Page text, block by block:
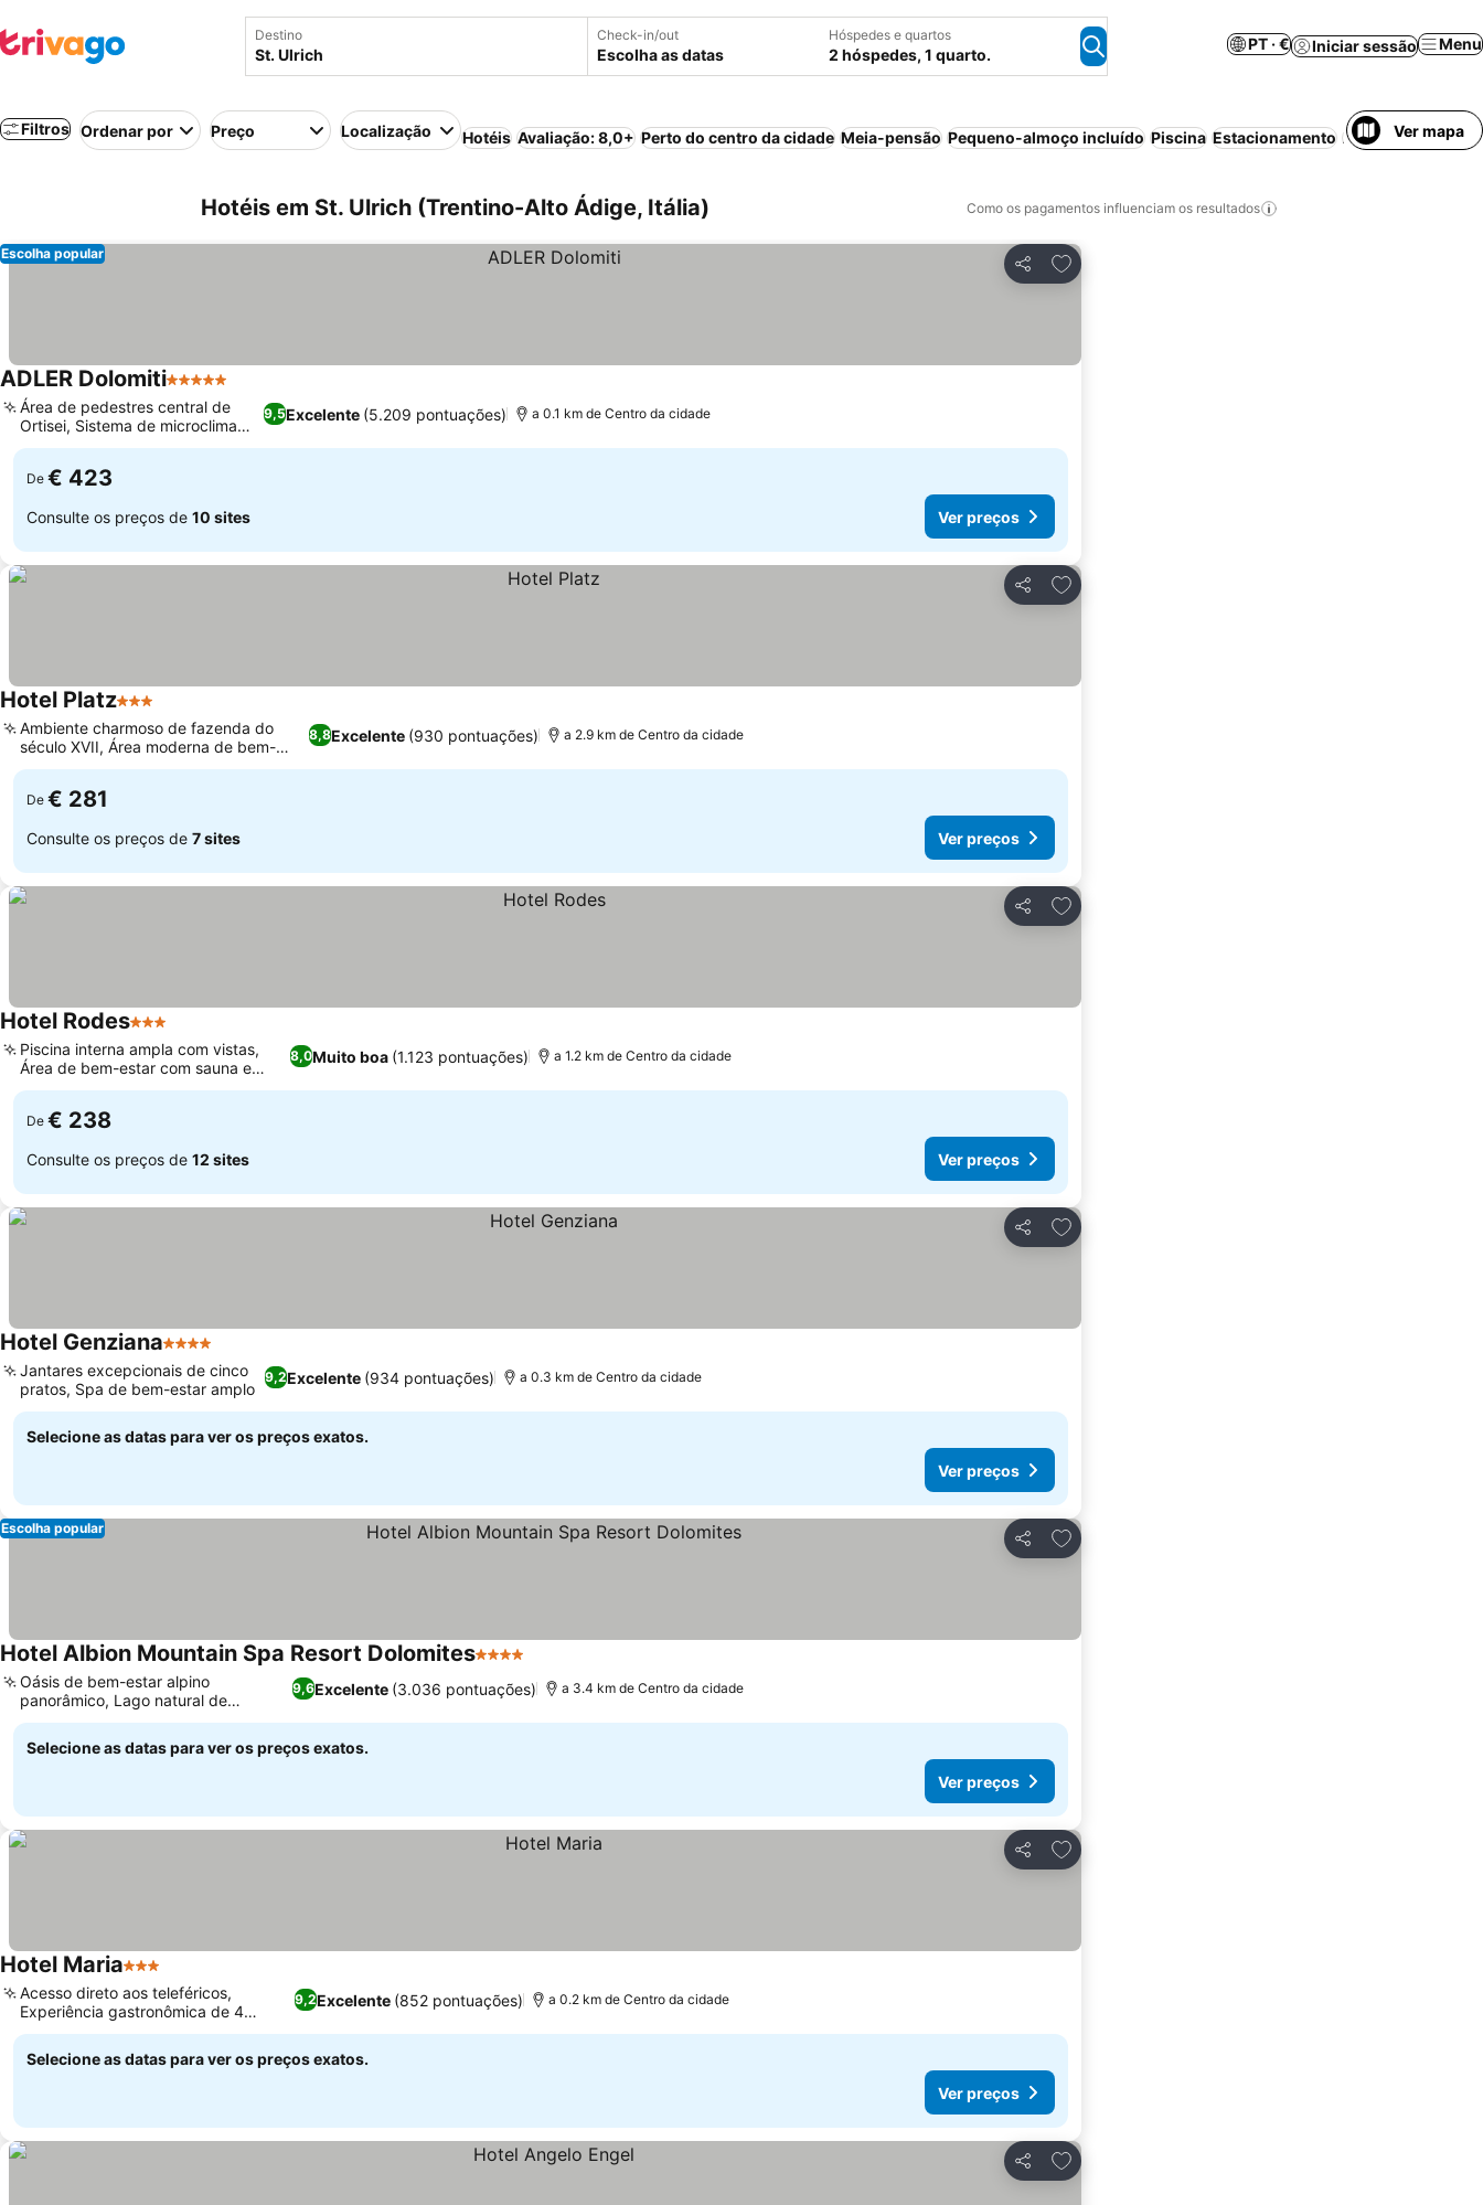
Destino Check-in/out
Escolha as datas
Hóspedes e quartos
2 hóspedes, 1 quarto.
PT · € Iniciar sessão Menu
Filtros Ordenar por Preço Localização Hotéis Avaliação: 8,0+ Perto do centro da cidade Meia-pensão Pequeno-almoço incluído Piscina Estacionamento AnimaisVer mapa
Hotéis em St. Ulrich (Trentino-Alto Ádige, Itália) Como os pagamentos influenciam os resultados
Partilhar
Adicionar aos favoritos
Escolha popular
ADLER Dolomiti5 Estrelas
9,5Excelente (5.209 pontuações)
Área de pedestres central de
Ortisei, Sistema de microclima
único
a 0.1 km de Centro da cidade
De € 423
Consulte os preços de 10 sites Ver preços
Partilhar
Adicionar aos favoritos
Hotel Platz3 Estrelas
8,8Excelente (930 pontuações)
Ambiente charmoso de fazenda do
século XVII, Área moderna de bem-
estar e spa
a 2.9 km de Centro da cidade
De € 281
Consulte os preços de 7 sites Ver preços
Partilhar
Adicionar aos favoritos
Hotel Rodes3 Estrelas
8,0Muito boa (1.123 pontuações)
Piscina interna ampla com vistas,
Área de bem-estar com sauna e
hammam
a 1.2 km de Centro da cidade
De € 238
Consulte os preços de 12 sites Ver preços
Partilhar
Adicionar aos favoritos
Hotel Genziana4 Estrelas
9,2Excelente (934 pontuações)
Jantares excepcionais de cinco
pratos, Spa de bem-estar amplo
a 0.3 km de Centro da cidade
Selecione as datas para ver os preços exatos.
Ver preços
Partilhar
Adicionar aos favoritos
Escolha popular
Hotel Albion Mountain Spa Resort Dolomites4 Estrelas
9,6Excelente (3.036 pontuações)
Oásis de bem-estar alpino
panorâmico, Lago natural de
montanha para nadar
a 3.4 km de Centro da cidade
Selecione as datas para ver os preços exatos.
Ver preços
Partilhar
Adicionar aos favoritos
Hotel Maria3 Estrelas
9,2Excelente (852 pontuações)
Acesso direto aos teleféricos,
Experiência gastronômica de 4
pratos incluída
a 0.2 km de Centro da cidade
Selecione as datas para ver os preços exatos.
Ver preços
Partilhar
Adicionar aos favoritos